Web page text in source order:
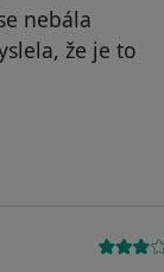
nebála
že je to